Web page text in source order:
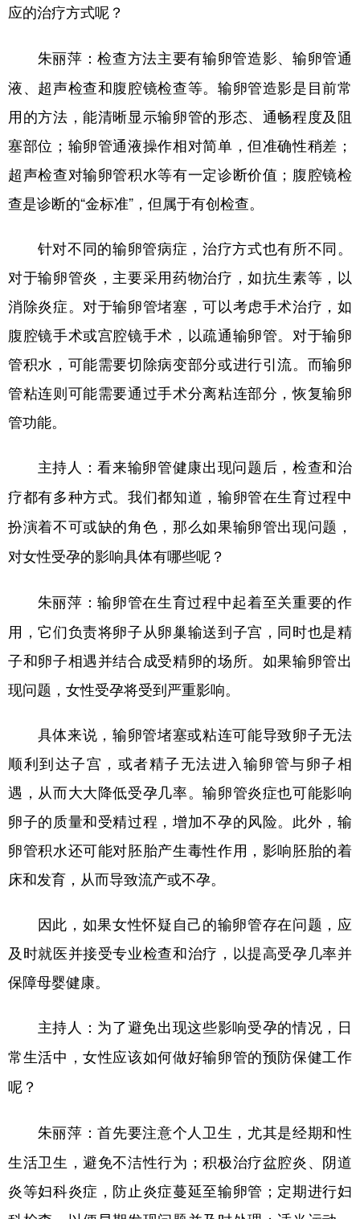
应的治疗方式呢？
朱丽萍：检查方法主要有输卵管造影、输卵管通
液、超声检查和腹腔镜检查等。输卵管造影是目前常
用的方法，能清晰显示输卵管的形态、通畅程度及阻
塞部位；输卵管通液操作相对简单，但准确性稍差；
超声检查对输卵管积水等有一定诊断价值；腹腔镜检
查是诊断的“金标准”，但属于有创检查。
针对不同的输卵管病症，治疗方式也有所不同。
对于输卵管炎，主要采用药物治疗，如抗生素等，以
消除炎症。对于输卵管堵塞，可以考虑手术治疗，如
腹腔镜手术或宫腔镜手术，以疏通输卵管。对于输卵
管积水，可能需要切除病变部分或进行引流。而输卵
管粘连则可能需要通过手术分离粘连部分，恢复输卵
管功能。
主持人：看来输卵管健康出现问题后，检查和治
疗都有多种方式。我们都知道，输卵管在生育过程中
扮演着不可或缺的角色，那么如果输卵管出现问题，
对女性受孕的影响具体有哪些呢？
朱丽萍：输卵管在生育过程中起着至关重要的作
用，它们负责将卵子从卵巢输送到子宫，同时也是精
子和卵子相遇并结合成受精卵的场所。如果输卵管出
现问题，女性受孕将受到严重影响。
具体来说，输卵管堵塞或粘连可能导致卵子无法
顺利到达子宫，或者精子无法进入输卵管与卵子相
遇，从而大大降低受孕几率。输卵管炎症也可能影响
卵子的质量和受精过程，增加不孕的风险。此外，输
卵管积水还可能对胚胎产生毒性作用，影响胚胎的着
床和发育，从而导致流产或不孕。
因此，如果女性怀疑自己的输卵管存在问题，应
及时就医并接受专业检查和治疗，以提高受孕几率并
保障母婴健康。
主持人：为了避免出现这些影响受孕的情况，日
常生活中，女性应该如何做好输卵管的预防保健工作
呢？
朱丽萍：首先要注意个人卫生，尤其是经期和性
生活卫生，避免不洁性行为；积极治疗盆腔炎、阴道
炎等妇科炎症，防止炎症蔓延至输卵管；定期进行妇